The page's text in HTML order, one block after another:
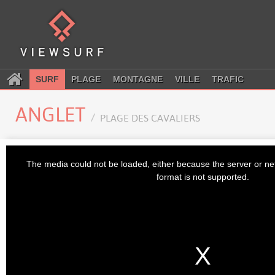
SURF PLAGE MONTAGNE VILLE TRAFIC
ANGLET PLAGE DES CAVALIERS
The media could not be loaded, either because the server or
format is not supported.